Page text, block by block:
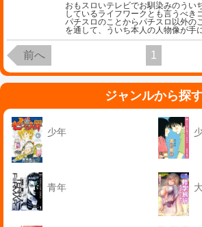
おもスロいテレビでお馴染みのうい
しているライフワークとも言うべき
パチスロのことからパチスロ以外の
を通して、ういち本人の人物像が手
前へ 1
ジャンルから探
少年
青年